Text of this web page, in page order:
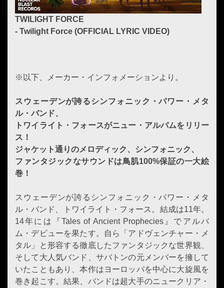
TWILIGHT FORCE
- Twilight Force (OFFICIAL LYRIC VIDEO)
※以下、メーカー・インフォメーションより。
スウェーデンが誇るシンフォニック・パワー・メタ
ル・バンド、
トワイライト・フォースがニュー・アルバムをリリー
ス！
ジャケット通りのメロディック、シンフォニック、
ファンタジックなサウンドは鳥肌100%保証の一大絵
巻！
スウェーデンが誇るシンフォニック・パワー・メタ
ル・バンド、トワイライト・フォース。結成は11年。
14年には『Tales of Ancient Prophecies』でアルバ
ム・デビューを果たす。自ら「アドヴェンチャー・メ
タル」と形容する徹底したファンタジックな世界観、
そして大人気バンド、サバトンの元メンバーを擁して
いたこともあり、本作はヨーロッパを中心に大旋風を
巻き起こす。結果、バンドは超大手のニュークリア・